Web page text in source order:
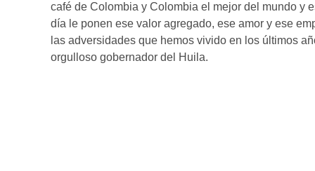
café de Colombia y Colombia el mejor del mundo y
día le ponen ese valor agregado, ese amor y ese
las adversidades que hemos vivido en los últimos
orgulloso gobernador del Huila.